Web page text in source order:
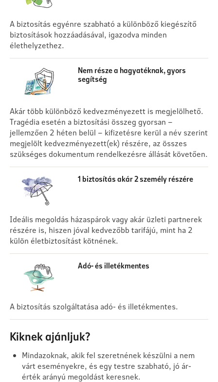
A biztosítás egyénre szabható a különböző kiegészítő
biztosítások hozzáadásával, igazodva minden
élethelyzethez.
Nem része a hagyatéknak, gyors
segítség
Akár több különböző kedvezményezett is megjelölhető.
Tragédia esetén a biztosítási összeg gyorsan –
jellemzően 2 héten belül – kifizetésre kerül a név szerint
megjelölt kedvezményezett(ek) részére, az összes
szükséges dokumentum rendelkezésre állását követően.
1 biztosítás akár 2 személy részére
Ideális megoldás házaspárok vagy akár üzleti partnerek
részére is, hiszen jóval kedvezőbb tarifájú, mint ha 2
külön életbiztosítást kötnének.
Adó- és illetékmentes
A biztosítás szolgáltatása adó- és illetékmentes.
Kiknek ajánljuk?
Mindazoknak, akik fel szeretnének készülni a nem
várt eseményekre, és egy testre szabható, jó ár-
érték arányú megoldást keresnek.